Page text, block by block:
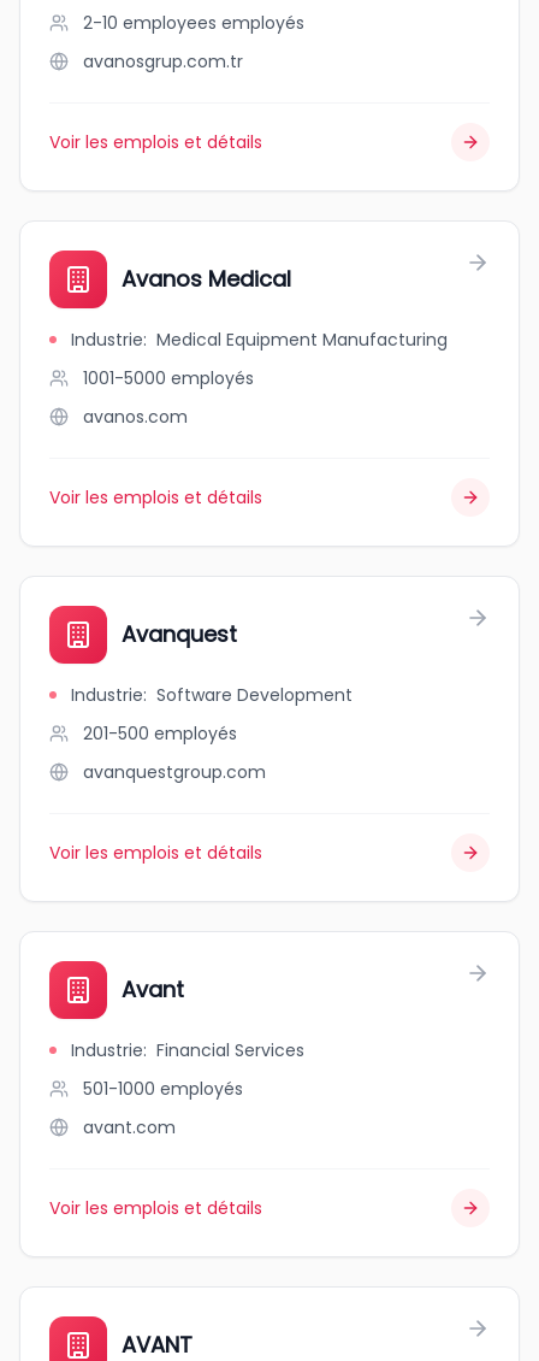
2-10 employees employés
avanosgrup.com.tr
Voir les emplois et détails
Avanos Medical
Industrie: Medical Equipment Manufacturing
1001-5000 employés
avanos.com
Voir les emplois et détails
Avanquest
Industrie: Software Development
201-500 employés
avanquestgroup.com
Voir les emplois et détails
Avant
Industrie: Financial Services
501-1000 employés
avant.com
Voir les emplois et détails
AVANT